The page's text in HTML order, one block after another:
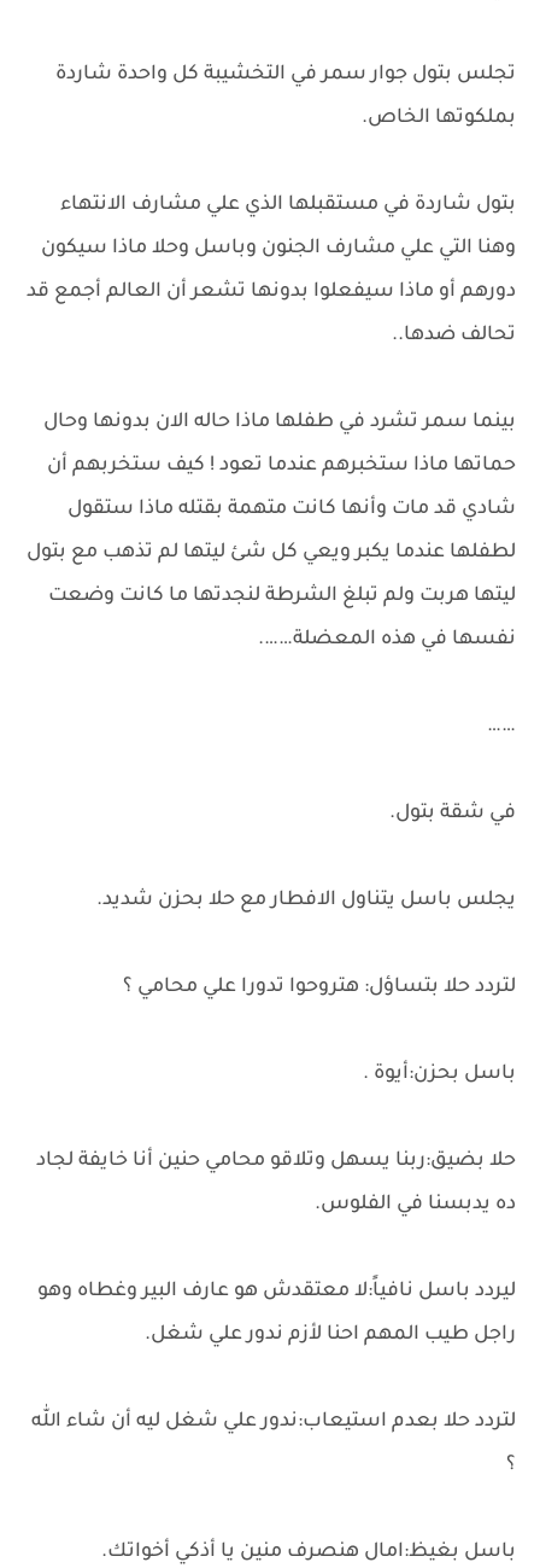
تجلس بتول جوار سمر في التخشيبة كل واحدة شاردة
بملكوتها الخاص.
بتول شاردة في مستقبلها الذي علي مشارف الانتهاء
وهنا التي علي مشارف الجنون وباسل وحلا ماذا سيكون
دورهم أو ماذا سيفعلوا بدونها تشعر أن العالم أجمع قد
تحالف ضدها..
بينما سمر تشرد في طفلها ماذا حاله الان بدونها وحال
حماتها ماذا ستخبرهم عندما تعود ! كيف ستخربهم أن
شادي قد مات وأنها كانت متهمة بقتله ماذا ستقول
لطفلها عندما يكبر ويعي كل شئ ليتها لم تذهب مع بتول
ليتها هربت ولم تبلغ الشرطة لنجدتها ما كانت وضعت
نفسها في هذه المعضلة…….
……
في شقة بتول.
يجلس باسل يتناول الافطار مع حلا بحزن شديد.
لتردد حلا بتساؤل: هتروحوا تدورا علي محامي ؟
باسل بحزن:أيوة .
حلا بضيق:ربنا يسهل وتلاقو محامي حنين أنا خايفة لجاد
ده يدبسنا في الفلوس.
ليردد باسل نافياً:لا معتقدش هو عارف البير وغطاه وهو
راجل طيب المهم احنا لأزم ندور علي شغل.
لتردد حلا بعدم استيعاب:ندور علي شغل ليه أن شاء الله
؟
باسل بغيظ:امال هنصرف منين يا أذكي أخواتك.